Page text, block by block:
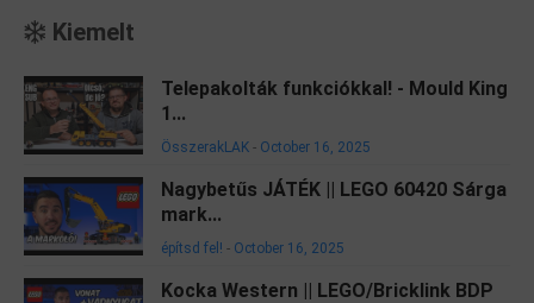
Kiemelt
Telepakolták funkciókkal! - Mould King
1...
ÖsszerakLAK - October 16, 2025
Nagybetűs JÁTÉK || LEGO 60420 Sárga
mark...
építsd fel! - October 16, 2025
Kocka Western || LEGO/Bricklink BDP